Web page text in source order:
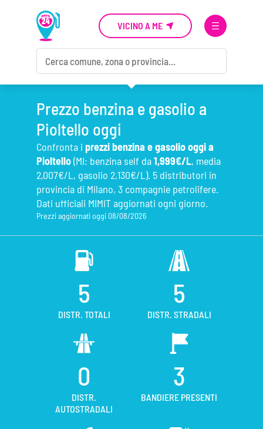
VICINO A ME
Prezzo benzina e gasolio a
Pioltello oggi
Confronta i prezzi benzina e gasolio oggi a
Pioltello(MI: benzina self da1,999€/L, media
2,007€/L, gasolio 2,130€/L). 5 distributori in
provincia di Milano, 3 compagnie petrolifere.
Dati ufficiali MIMIT aggiornati ogni giorno.
Prezzi aggiornati oggi 08/08/2026
5
DISTR. TOTALI
5
DISTR. STRADALI
0
DISTR.
AUTOSTRADALI
3
BANDIERE PRESENTI